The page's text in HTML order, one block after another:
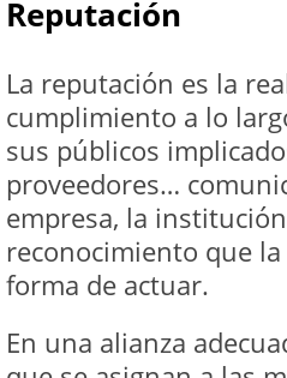
Reputación
La reputación es la
cumplimiento a lo
sus públicos
proveedores…
empresa, la
reconocimiento que
forma de actuar.
En una alianza